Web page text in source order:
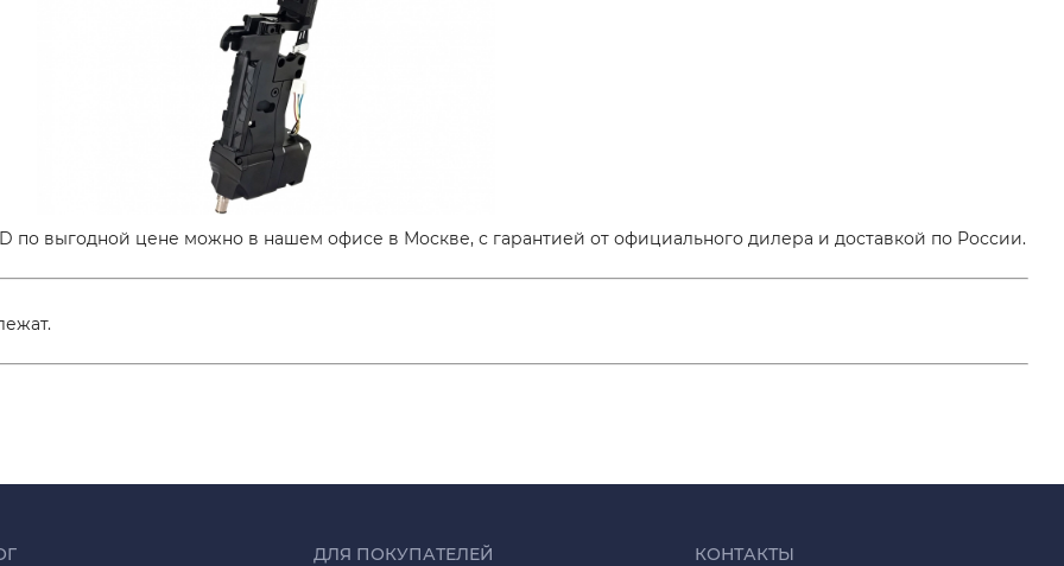
по выгодной цене можно в нашем офисе в Москве, с гарантией от официального дилера и доставкой по России.
ДЛЯ ПОКУПАТЕЛЕЙ КОНТАКТЫ